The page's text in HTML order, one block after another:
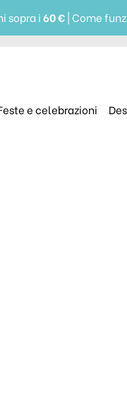
sopra i60 €| Come
e celebrazioni